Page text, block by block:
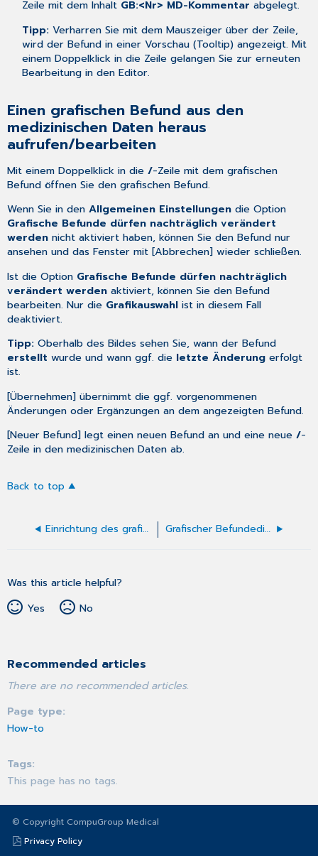
Zeile mit dem Inhalt GB:<Nr> MD-Kommentar abgelegt.
Tipp: Verharren Sie mit dem Mauszeiger über der Zeile,
wird der Befund in einer Vorschau (Tooltip) angezeigt. Mit
einem Doppelklick in die Zeile gelangen Sie zur erneuten
Bearbeitung in den Editor.
Einen grafischen Befund aus den
medizinischen Daten heraus
aufrufen/bearbeiten
Mit einem Doppelklick in die/-Zeile mit dem grafischen
Befund öffnen Sie den grafischen Befund.
Wenn Sie in denAllgemeinen Einstellungen die Option
Grafische Befunde dürfen nachträglich verändert
werden nicht aktiviert haben, können Sie den Befund nur
ansehen und das Fenster mit [Abbrechen] wieder schließen.
Ist die Option Grafische Befunde dürfen nachträglich
verändert werden aktiviert, können Sie den Befund
bearbeiten. Nur die Grafikauswahl ist in diesem Fall
deaktiviert.
Tipp:Oberhalb des Bildes sehen Sie, wann der Befund
erstellt wurde und wann ggf. die letzte Änderung erfolgt
ist.
[Übernehmen] übernimmt die ggf. vorgenommenen
Änderungen oder Ergänzungen an dem angezeigten Befund.
[Neuer Befund] legt einen neuen Befund an und eine neue/-
Zeile in den medizinischen Daten ab.
Back to top
Einrichtung des grafischen Befundeditors Grafischer Befundeditor
Was this article helpful?
Yes
No
Recommended articles
There are no recommended articles.
Page type
How-to
Tags
This page has no tags.
© Copyright CompuGroup Medical
Privacy Policy